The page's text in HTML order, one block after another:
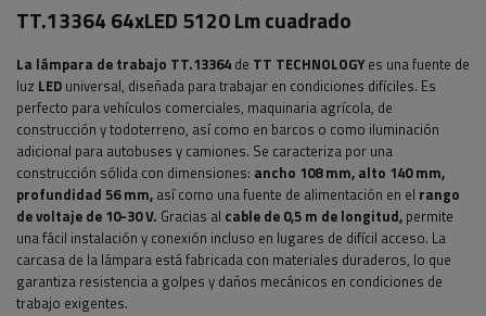
TT.13364 64xLED 5120 Lm cuadrado
La lámpara de trabajo TT.13364 de TT TECHNOLOGYes una fuente de
luz LED universal, diseñada para trabajar en condiciones difíciles. Es
perfecto para vehículos comerciales, maquinaria agrícola, de
construcción y todoterreno, así como en barcos o como iluminación
adicional para autobuses y camiones. Se caracteriza por una
construcción sólida con dimensiones: ancho 108 mm, alto 140 mm,
profundidad 56 mm, así como una fuente de alimentación en el rango
de voltaje de 10-30 V. Gracias al cable de 0,5 m de longitud, permite
una fácil instalación y conexión incluso en lugares de difícil acceso. La
carcasa de la lámpara está fabricada con materiales duraderos, lo que
garantiza resistencia a golpes y daños mecánicos en condiciones de
trabajo exigentes.